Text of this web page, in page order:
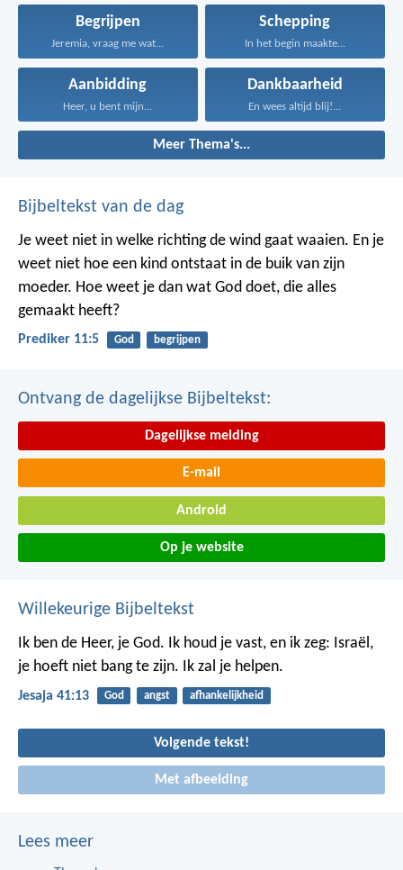
Begrijpen
Jeremia, vraag me wat...
Schepping
In het begin maakte...
Aanbidding
Heer, u bent mijn...
Dankbaarheid
En wees altijd blij!...
Meer Thema's...
Bijbeltekst van de dag
Je weet niet in welke richting de wind gaat waaien. En je
weet niet hoe een kind ontstaat in de buik van zijn
moeder. Hoe weet je dan wat God doet, die alles
gemaakt heeft?
Prediker 11:5 God begrijpen
Ontvang de dagelijkse Bijbeltekst:
Dagelijkse melding
E-mail
Android
Op je website
Willekeurige Bijbeltekst
Ik ben de Heer, je God. Ik houd je vast, en ik zeg: Israël,
je hoeft niet bang te zijn. Ik zal je helpen.
Jesaja 41:13 God angst afhankelijkheid
Volgende tekst!
Met afbeelding
Lees meer